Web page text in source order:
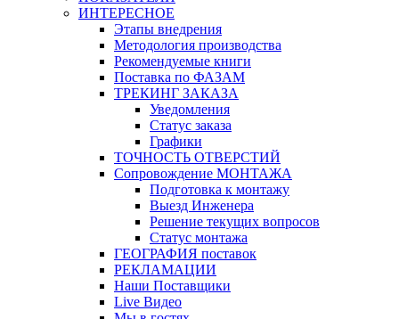
ИНТЕРЕСНОЕ
Этапы внедрения
Методология производства
Рекомендуемые книги
Поставка по ФАЗАМ
ТРЕКИНГ ЗАКАЗА
Уведомления
Статус заказа
Графики
ТОЧНОСТЬ ОТВЕРСТИЙ
Сопровождение МОНТАЖА
Подготовка к монтажу
Выезд Инженера
Решение текущих вопросов
Статус монтажа
ГЕОГРАФИЯ поставок
РЕКЛАМАЦИИ
Наши Поставщики
Live Видео